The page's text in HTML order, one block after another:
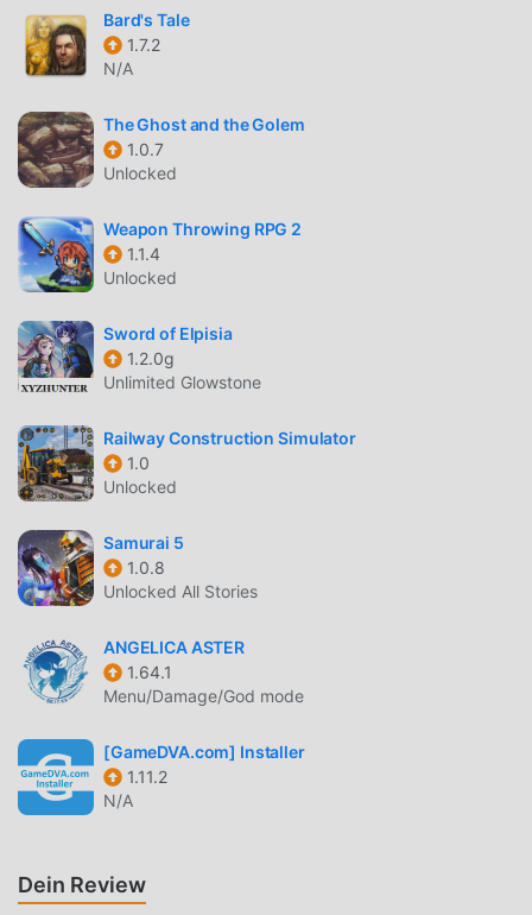
genießen können, die die klassischen rpg-Spiele bringen
우당탕 친구들 55. Gleichzeitig hat moddroid speziell eine
Plattform für rpg-Spieleliebhaber aufgebaut, die es Ihnen
Welt zu kommunizieren und zu teilen, worauf Sie warten,
sich moddroid anzuschließen und das zu genießen rpg
Spiel mit allen globalen Partnern kommen glücklich
SCHÖNER BILDSCHIRM
Wie traditionelle rpg-Spiele hat 우당탕 친구들 einen
einzigartigen Kunststil, und seine hochwertigen Grafiken,
Karten und Charaktere machen 우당탕 친구들 dazu, viele
rpg-Fans anzuziehen und zu vergleichen Im Vergleich zu
aktualisierte virtuelle Engine eingeführt und mutige
Upgrades vorgenommen. Mit fortschrittlicherer
Technologie wurde das Bildschirmerlebnis des Spiels
rpg beibehalten wird, verbessert das Maximum das
sensorische Erlebnis des Benutzers, und es gibt viele
verschiedene Arten von APK-Mobiltelefonen mit
dass alle Liebhaber von rpg-Spielen das Glück voll
genießen können gebracht von 우당탕 친구들 55
EINZIGARTIGER MOD
Das traditionelle rpg-Spiel erfordert, dass Benutzer viel
Zeit damit verbringen, ihren Reichtum/ihre
das Merkmal als auch der Spaß des Spiels ist, aber
gleichzeitig wird der Anhäufungsprozess unvermeidlich
Bard's Tale
1.7.2
N/A
The Ghost and the Golem
1.0.7
Unlocked
Weapon Throwing RPG 2
1.1.4
Unlocked
Sword of Elpisia
1.2.0g
Unlimited Glowstone
Railway Construction Simulator
1.0
Unlocked
Samurai 5
1.0.8
Unlocked All Stories
ANGELICA ASTER
1.64.1
Menu/Damage/God mode
[GameDVA.com] Installer
1.11.2
N/A
Dein Review